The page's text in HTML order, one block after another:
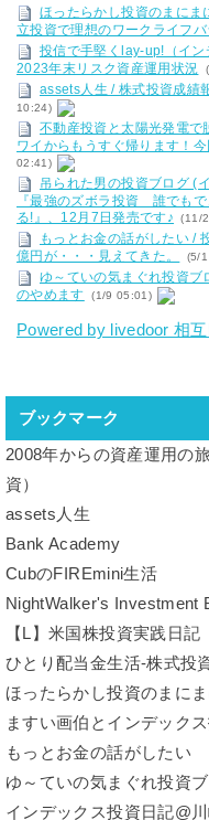
ほったらかし投資のまにま
立投資で理想のワークライフバ
投信で手堅くlay-up!（イ
2023年末リスク資産運用状況
assets人生 / 株式投資成績
10:24)
不動産投資と太陽光発電で
ワイからもうすぐ帰ります！
02:41)
吊られた男の投資ブログ (
『最強のズボラ投資 誰でも
る!』、12月7日発売です♪
(11/
もっとお金の話がしたい /
億円が・・・見えてきた。
(5/
ゆ～ていの気まぐれ投資ブ
のやめます
(1/9 05:01)
Powered by livedoor 相
ブックマーク
2008年からの資産運用の
資）
assets人生
Bank Academy
CubのFIREmini生活
NightWalker's Investment
【L】米国株投資実践日記
ひとり配当金生活-株式投
ほったらかし投資のまにま
ますい画伯とインデックス
もっとお金の話がしたい
ゆ～ていの気まぐれ投資
インデックス投資日記@